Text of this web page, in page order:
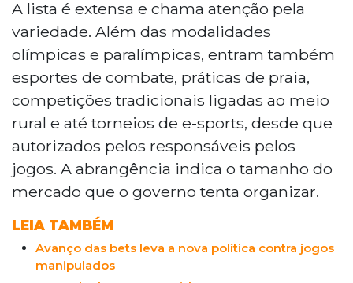
Diário Oficial da União definindo quais esportes
podem ser alvo de apostas no Brasil. A portaria
como futebol, vôlei, rodeio, jiu-jitsu e e-sports,
mas proíbe apostas em competições amadoras
sem reconhecimento oficial e em categorias
que envolvam apenas menores de idade. A
medida busca organizar o mercado e reduzir
riscos de manipulação de resultados.
A lista é extensa e chama atenção pela
variedade. Além das modalidades
olímpicas e paralímpicas, entram também
esportes de combate, práticas de praia,
competições tradicionais ligadas ao meio
rural e até torneios de e-sports, desde que
autorizados pelos responsáveis pelos
jogos. A abrangência indica o tamanho do
mercado que o governo tenta organizar.
LEIA TAMBÉM
Avanço das bets leva a nova política contra jogos
manipulados